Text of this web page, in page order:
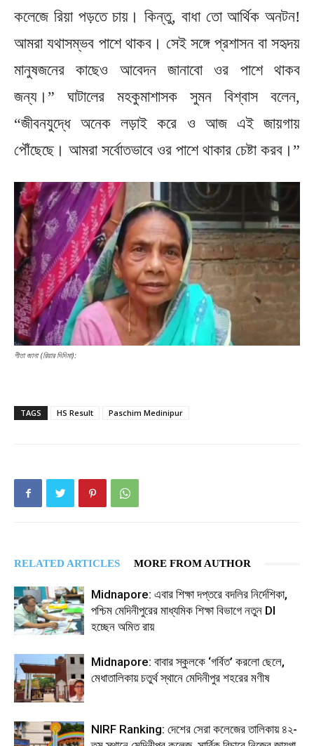
কলেজে রিয়া পড়তে চায়। কিন্তু, বাধা তো আর্থিক অনটন!
আমরা যথাসম্ভব পাশে থাকব। সেই সঙ্গে প্রশাসন বা সহৃদয়
মানুষজনের কাছেও আবেদন জানাবো ওর পাশে থাকব
জন্য।” ঘাটালের মহকুমাশাসক সুমন বিশ্বাস বলেন,
“জীবনযুদ্ধে অনেক লড়াই করে ও আজ এই জায়গায়
পৌঁছেছে। আমরা সর্বোতভাবে ওর পাশে থাকার চেষ্টা করব।”
গীতা জানা (রিয়ার দিদিমা):
TAGS HS Result Paschim Medinipur
RELATED ARTICLES MORE FROM AUTHOR
Midnapore: এবার শিক্ষা দপ্তরে বদলির নির্দেশিকা,
পশ্চিম মেদিনীপুরের মাধ্যমিক শিক্ষা বিভাগে নতুন DI
হচ্ছেন অমিত রায়
Midnapore: বাবার স্কুলকে ‘গর্বিত’ করলো ছেলে,
মেধাতালিকায় চতুর্থ স্থানে মেদিনীপুর শহরের মণীষ
NIRF Ranking: দেশের সেরা কলেজের তালিকায় ৪২-